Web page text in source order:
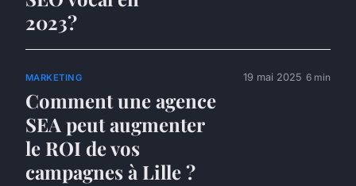
2023?
MARKETING
Comment une agence
SEA peut augmenter
le ROI de vos
campagnes à Lille ?
19 mai 2025 6 min